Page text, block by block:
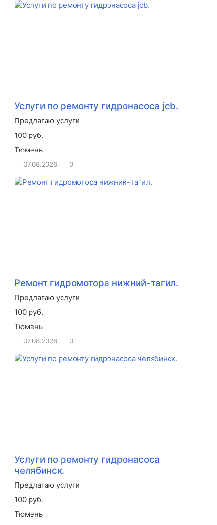
Услуги по ремонту гидронасоса jcb.
Предлагаю услуги
100 руб.
Тюмень
07.08.2026 0
Ремонт гидромотора нижний-тагил.
Предлагаю услуги
100 руб.
Тюмень
07.08.2026 0
Услуги по ремонту гидронасоса
челябинск.
Предлагаю услуги
100 руб.
Тюмень